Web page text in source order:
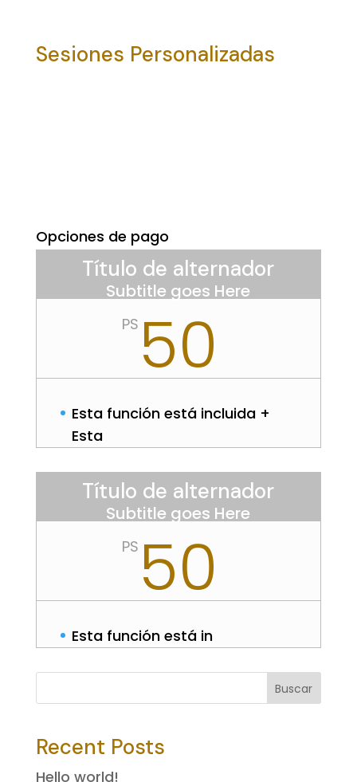
Sesiones Personalizadas
Opciones de pago
Título de alternador
Subtitle goes Here
PS 50
Esta función está incluida +
Esta
Título de alternador
Subtitle goes Here
PS 50
Esta función está in
Buscar
Recent Posts
Hello world!